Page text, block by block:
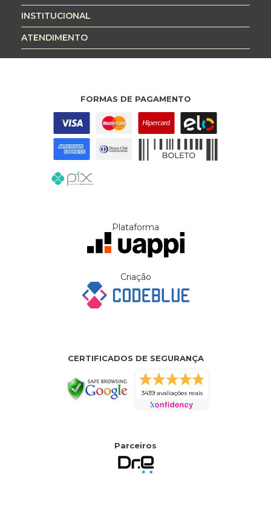
INSTITUCIONAL
ATENDIMENTO
FORMAS DE PAGAMENTO
Plataforma
Criação
CERTIFICADOS DE SEGURANÇA
3439 avaliações reais
Parceiros